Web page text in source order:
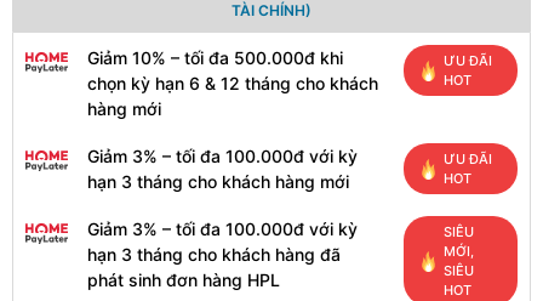
TÀI CHÍNH)
Giảm 10% – tối đa 500.000đ khi
chọn kỳ hạn 6 & 12 tháng cho khách
hàng mới
ƯU ĐÃI
HOT
Giảm 3% – tối đa 100.000đ với kỳ
hạn 3 tháng cho khách hàng mới
ƯU ĐÃI
HOT
Giảm 3% – tối đa 100.000đ với kỳ
hạn 3 tháng cho khách hàng đã
phát sinh đơn hàng HPL
SIÊU
MỚI,
SIÊU
HOT